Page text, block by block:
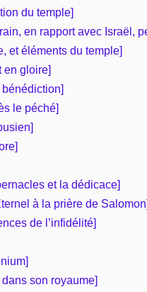
du temple]
en rapport avec Israël,
et éléments du temple]
en gloire]
le péché]
et la dédicace]
à la prière de Salomon]
de l’infidélité]
son royaume]